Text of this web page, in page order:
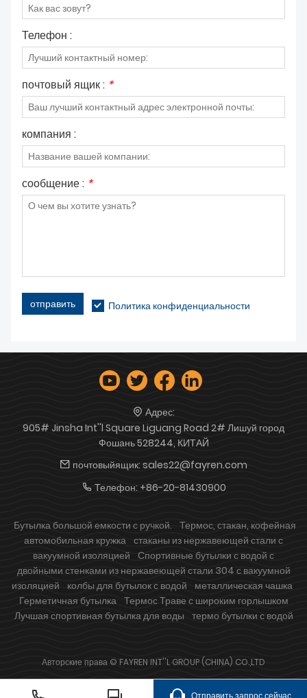
Телефон :
почтовый ящик : *
компания :
сообщение : *
отправить Политика конфиденциальности
Адрес:
905# Jinsha Int''l Square Liguang Road 2# Лишуй город
Фошань 528244, КИТАЙ
почтовыйящик: sales22@fayren.com
Телефон: +86-20-81430900
Бутылка большой емкости с ручкой. Термос, стакан, кофейная
автомобильная кружка стаканы из нержавеющей стали с
вакуумной изоляцией Спортивные бутылки с водой с
двойными стенками из нержавеющей стали 304 с вакуумной
изоляцией
колбы для бутылок с водой
металлическая чашка
Герметичная бутылка Термос Траве с широким горлышком
Лучшая спортивная бутылка для воды термо бутылки с водой
Авторские права © FAYREN INT''L GROUP (CHINA) CO.,LTD
Отправить запрос сейчас